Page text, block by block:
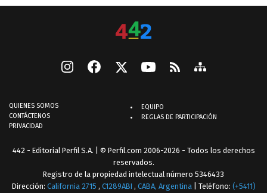
QUIENES SOMOS
CONTÁCTENOS
PRIVACIDAD
EQUIPO
REGLAS DE PARTICIPACIÓN
442 - Editorial Perfil S.A. | © Perfil.com 2006-2026 - Todos los derechos
reservados.
Registro de la propiedad intelectual número 5346433
Dirección: California 2715 , C1289ABI , CABA, Argentina | Teléfono: (+5411)